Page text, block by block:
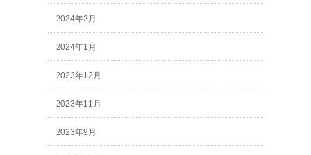
2024年2月
2024年1月
2023年12月
2023年11月
2023年9月